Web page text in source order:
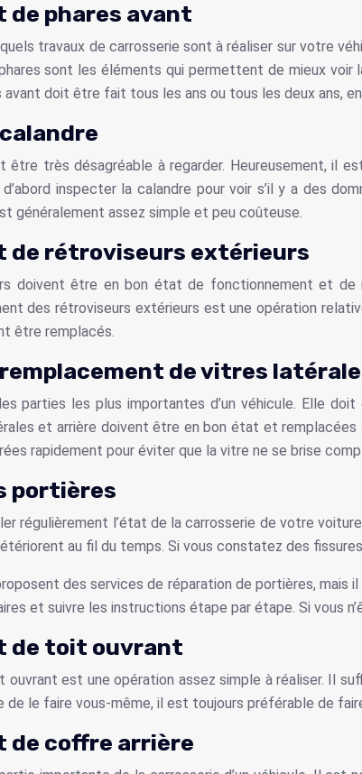
de phares avant
travaux de carrosserie sont à réaliser sur votre
sont les éléments qui permettent de mieux
doit être fait tous les ans ou tous les deux ans,
être très désagréable à regarder. Heureusement, il
inspecter la calandre pour voir s’il y a des
généralement assez simple et peu coûteuse.
de rétroviseurs extérieurs
doivent être en bon état de fonctionnement et
des rétroviseurs extérieurs est une opération
être remplacés.
de vitres
parties les plus importantes d’un véhicule. Elle
et arrière doivent être en bon état et
rapidement pour éviter que la vitre ne se brise
portières
régulièrement l’état de la carrosserie de votre
au fil du temps. Si vous constatez des
des services de réparation de portières,
et suivre les instructions étape par étape. Si vous
de toit ouvrant
ouvrant est une opération assez simple à réaliser. Il
de le faire vous-même, il est toujours préférable de
de coffre arrière